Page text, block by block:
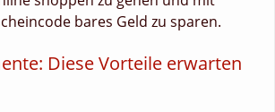
bares Geld zu sparen.
Diese Vorteile erwarten